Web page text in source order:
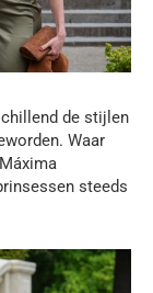
de stijlen
Waar
steeds